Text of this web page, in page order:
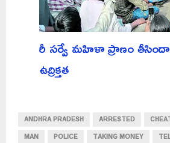
రీ సర్వే మహిళా ప్రాణం
ఉద్రిక్తత
ANDHRA PRADESH ARRESTED
MAN
POLICE TAKING MONEY